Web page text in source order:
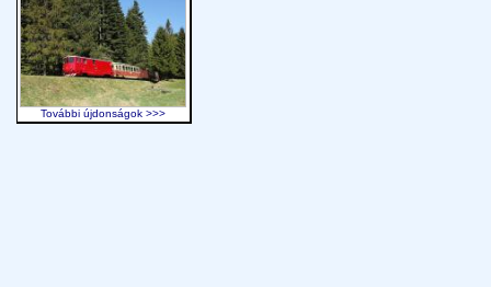
További újdonságok >>>